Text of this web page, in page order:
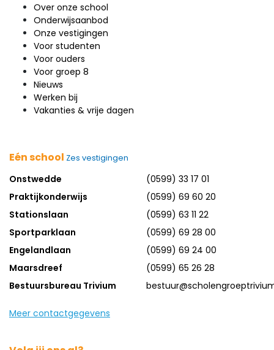
Over onze school
Onderwijsaanbod
Onze vestigingen
Voor studenten
Voor ouders
Voor groep 8
Nieuws
Werken bij
Vakanties & vrije dagen
Eén school Zes vestigingen
Onstwedde
(0599) 33 17 01
Praktijkonderwijs
(0599) 69 60 20
Stationslaan
(0599) 63 11 22
Sportparklaan
(0599) 69 28 00
Engelandlaan
(0599) 69 24 00
Maarsdreef
(0599) 65 26 28
Bestuursbureau Trivium
Meer contactgegevens